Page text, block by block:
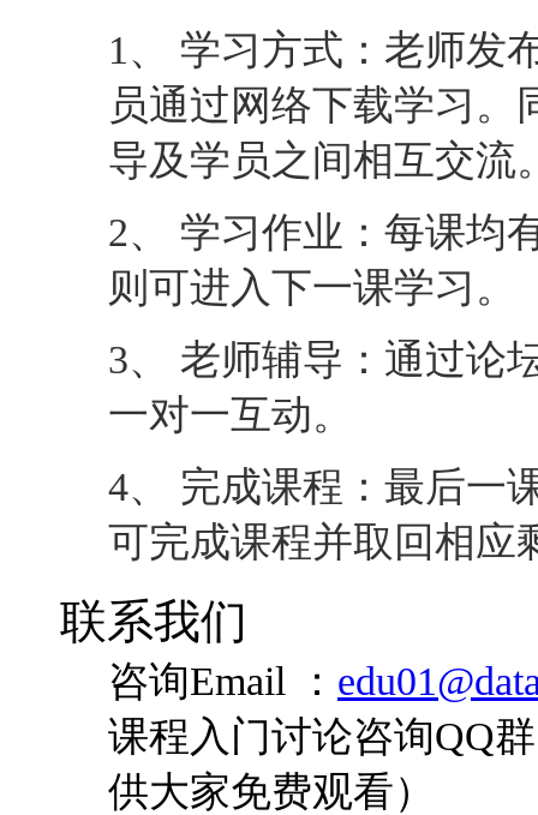
1、 学习方式：老师发
员通过网络下载学习
导及学员之间相互交流
2、 学习作业：每课均
则可进入下一课学习。
3、 老师辅导：通过论
一对一互动。
4、 完成课程：最后一
可完成课程并取回相应
联系我们
咨询Email ：
课程入门讨论咨询QQ
供大家免费观看）